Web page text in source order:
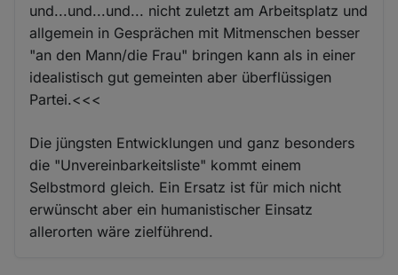
und...und...und... nicht zuletzt am Arbeitsplatz und
allgemein in Gesprächen mit Mitmenschen besser
"an den Mann/die Frau" bringen kann als in einer
idealistisch gut gemeinten aber überflüssigen
Partei.<<<
Die jüngsten Entwicklungen und ganz besonders
die "Unvereinbarkeitsliste" kommt einem
Selbstmord gleich. Ein Ersatz ist für mich nicht
erwünscht aber ein humanistischer Einsatz
allerorten wäre zielführend.